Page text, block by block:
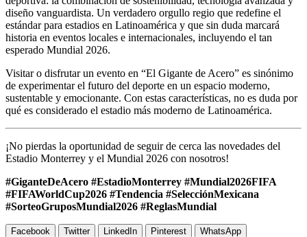
diseño vanguardista. Un verdadero orgullo regio que redefine el
estándar para estadios en Latinoamérica y que sin duda marcará
historia en eventos locales e internacionales, incluyendo el tan
esperado Mundial 2026.
Visitar o disfrutar un evento en “El Gigante de Acero” es sinónimo
de experimentar el futuro del deporte en un espacio moderno,
sustentable y emocionante. Con estas características, no es duda por
qué es considerado el estadio más moderno de Latinoamérica.
¡No pierdas la oportunidad de seguir de cerca las novedades del
Estadio Monterrey y el Mundial 2026 con nosotros!
#GiganteDeAcero #EstadioMonterrey #Mundial2026FIFA
#FIFAWorldCup2026 #Tendencia #SelecciónMexicana
#SorteoGruposMundial2026 #ReglasMundial
Facebook Twitter LinkedIn Pinterest WhatsApp